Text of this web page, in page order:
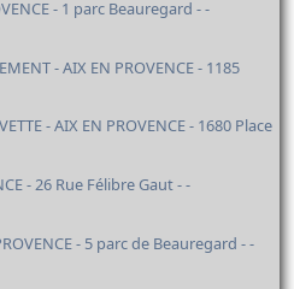
- 1 parc Beauregard - -
- AIX EN PROVENCE - 1185
- AIX EN PROVENCE - 1680 Place
- 26 Rue Félibre Gaut - -
- 5 parc de Beauregard - -